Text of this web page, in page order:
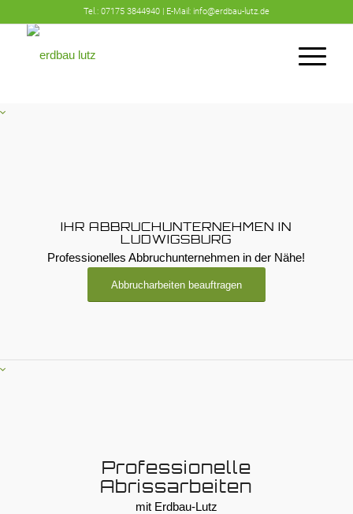
Tel.: 07175 3844940 | E-Mail: info@erdbau-lutz.de
IHR ABBRUCHUNTERNEHMEN IN
LUDWIGSBURG
Professionelles Abbruchunternehmen in der Nähe!
Abbrucharbeiten beauftragen
Professionelle
Abrissarbeiten
mit Erdbau-Lutz